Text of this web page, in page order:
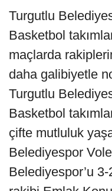
Turgutlu
Basketbol
maçlarda
daha galibiyetle
Turgutlu
Basketbol
çifte mutluluk
Belediyespor
Belediyespor’u